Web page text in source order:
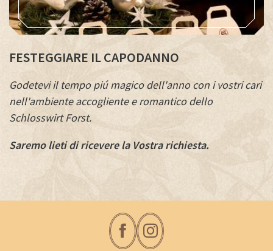
FESTEGGIARE IL CAPODANNO
Godetevi il tempo piú magico dell'anno con i vostri cari
nell'ambiente accogliente e romantico dello
Schlosswirt Forst.
Saremo lieti di ricevere la Vostra richiesta.